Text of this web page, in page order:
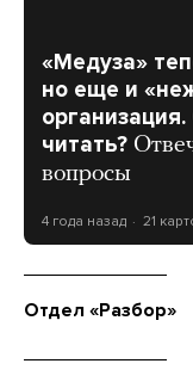
«Медуза»
но еще и
читать?
вопросы
4 года назад 21
Отдел «Разбор»